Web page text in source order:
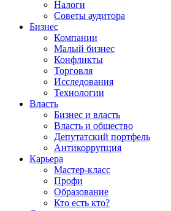
Налоги
Советы аудитора
Бизнес
Компании
Малый бизнес
Конфликты
Торговля
Исследования
Технологии
Власть
Бизнес и власть
Власть и общество
Депутатский портфель
Антикоррупция
Карьера
Мастер-класс
Профи
Образование
Кто есть кто?